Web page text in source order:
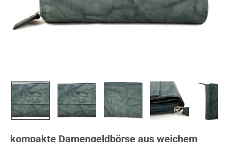
kompakte Damengeldbörse aus weichem